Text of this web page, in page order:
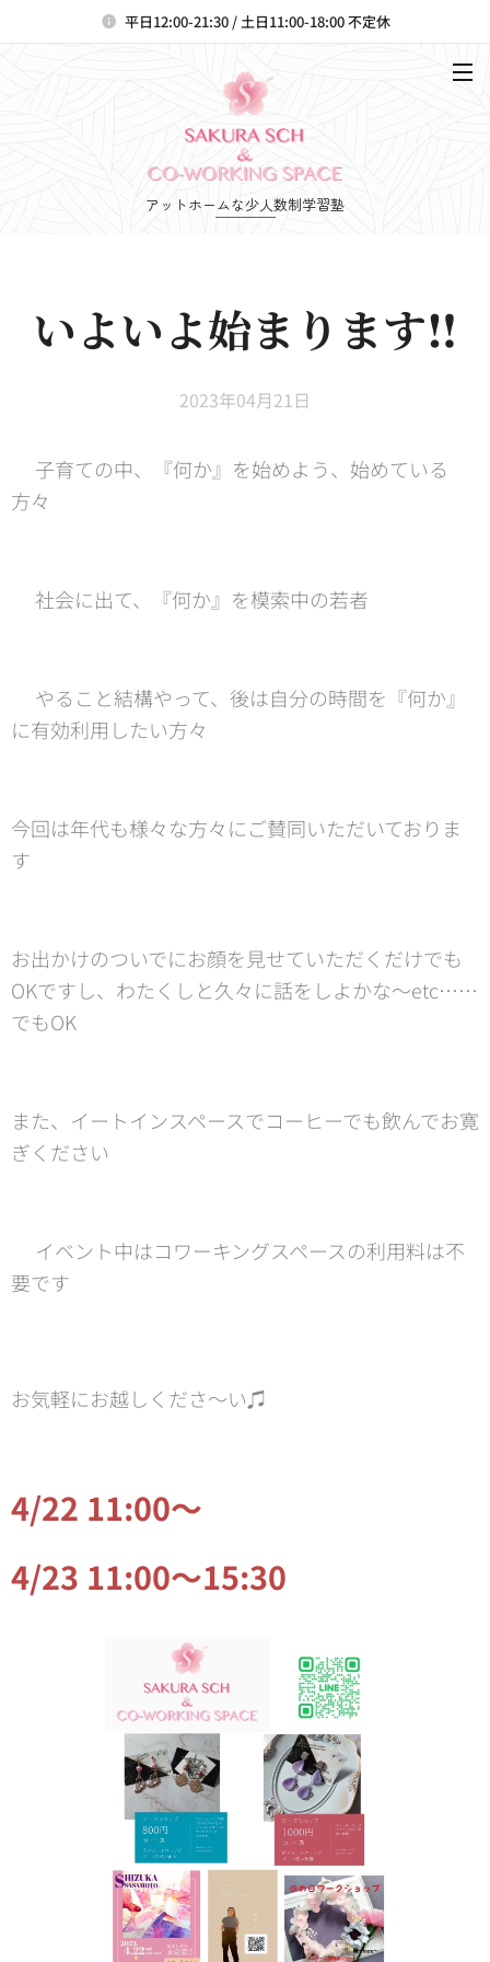
平日12:00-21:30 / 土日11:00-18:00 不定休
アットホームな少人数制学習塾
いよいよ始まります‼️
2023年04月21日
⭐︎子育ての中、『何か』を始めよう、始めている
方々
⭐︎社会に出て、『何か』を模索中の若者
⭐︎やること結構やって、後は自分の時間を『何か』
に有効利用したい方々
今回は年代も様々な方々にご賛同いただいておりま
す✨✨✨
お出かけのついでにお顔を見せていただくだけでも
OKですし、わたくしと久々に話をしよかな〜etc……
でもOK 😊
また、イートインスペースでコーヒーでも飲んでお寛
ぎください☕️
✳️イベント中はコワーキングスペースの利用料は不
要です✌️
お気軽にお越しくださ～い♫
4/22 11:00〜
4/23 11:00〜15:30